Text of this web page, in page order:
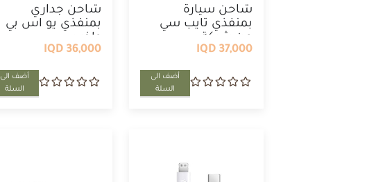
شاحن سيارة
بمنفذي تايب سي
من شركة ...
37,000 IQD
أضف الى
السلة
شاحن جداري
بمنفذي يو اس بي
واخر سي ...
36,000 IQD
أضف الى
السلة